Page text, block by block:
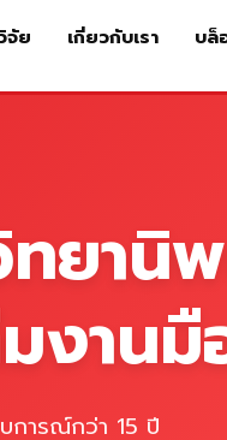
า ราคารับทำวิจัย
จัย เกี่ยวกับเรา บล็
ทยานิ
งานมื
การณ์กว่า 15 ปี